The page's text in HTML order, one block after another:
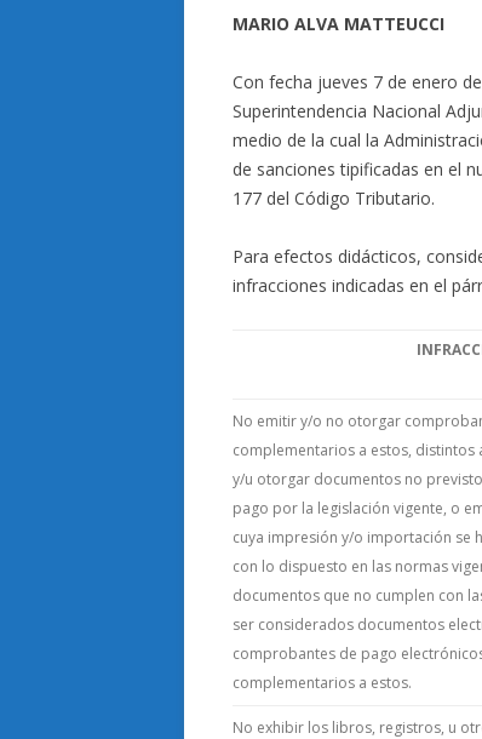
MARIO ALVA MATTEUCCI
Con fecha jueves 7 de enero
Superintendencia Nacional
medio de la cual la
de sanciones tipificadas en el
177 del Código Tributario.
Para efectos didácticos,
infracciones indicadas en el
No emitir y/o no otorgar
complementarios a estos, distintos
y/u otorgar documentos no
pago por la legislación vigente, o
cuya impresión y/o importación se
con lo dispuesto en las normas
documentos que no cumplen con
ser considerados documentos
comprobantes de pago
complementarios a estos.
No exhibir los libros, registros, u